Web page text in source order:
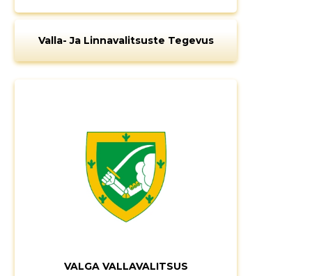
Valla- Ja Linnavalitsuste Tegevus
VALGA VALLAVALITSUS